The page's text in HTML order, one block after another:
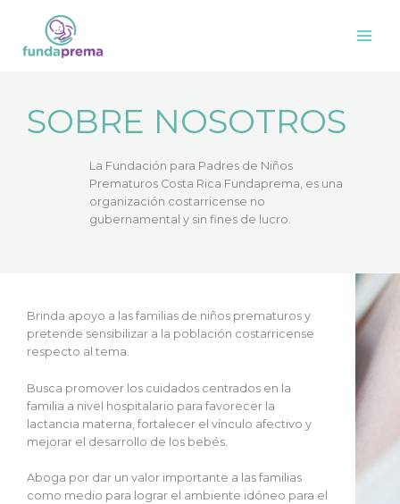
SOBRE NOSOTROS
La Fundación para Padres de Niños
Prematuros Costa Rica Fundaprema, es una
organización costarricense no
gubernamental y sin fines de lucro.
Brinda apoyo a las familias de niños prematuros y
pretende sensibilizar a la población costarricense
respecto al tema.
Busca promover los cuidados centrados en la
familia a nivel hospitalario para favorecer la
lactancia materna, fortalecer el vínculo afectivo y
mejorar el desarrollo de los bebés.
Aboga por dar un valor importante a las familias
como medio para lograr el ambiente idóneo para el